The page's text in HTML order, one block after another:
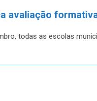
avaliação
todas as escolas